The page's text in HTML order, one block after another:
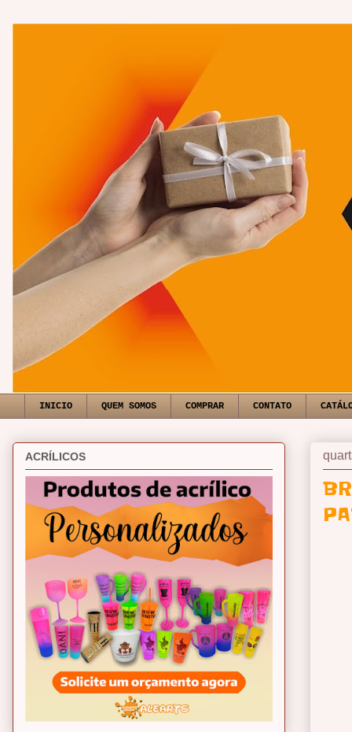
INICIO QUEM SOMOS COMPRAR CONTATO
ACRÍLICOS